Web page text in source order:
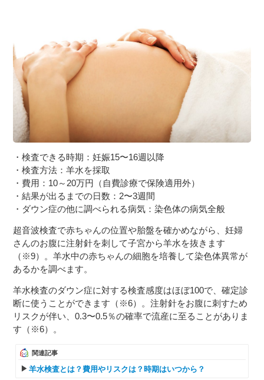
・検査できる時期：妊娠15〜16週以降
・検査方法：羊水を採取
・費用：10～20万円（自費診療で保険適用外）
・結果が出るまでの日数：2〜3週間
・ダウン症の他に調べられる病気：染色体の病気全般
超音波検査で赤ちゃんの位置や胎盤を確かめながら、妊婦
さんのお腹に注射針を刺して子宮から羊水を抜きます
（※9）。羊水中の赤ちゃんの細胞を培養して染色体異常が
あるかを調べます。
羊水検査のダウン症に対する検査感度はほぼ100で、確定診
断に使うことができます（※6）。注射針をお腹に刺すため
リスクが伴い、0.3〜0.5％の確率で流産に至ることがありま
す（※6）。
関連記事
羊水検査とは？費用やリスクは？時期はいつから？